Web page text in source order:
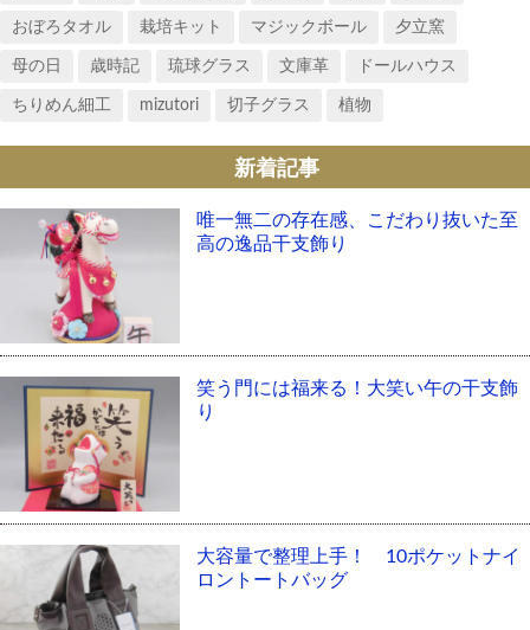
おぼろタオル 栽培キット マジックボール 夕立窯
母の日 歳時記 琉球グラス 文庫革 ドールハウス
ちりめん細工 mizutori 切子グラス 植物
新着記事
唯一無二の存在感、こだわり抜いた至
高の逸品干支飾り
笑う門には福来る！大笑い午の干支飾
り
大容量で整理上手！ 10ポケットナイ
ロントートバッグ